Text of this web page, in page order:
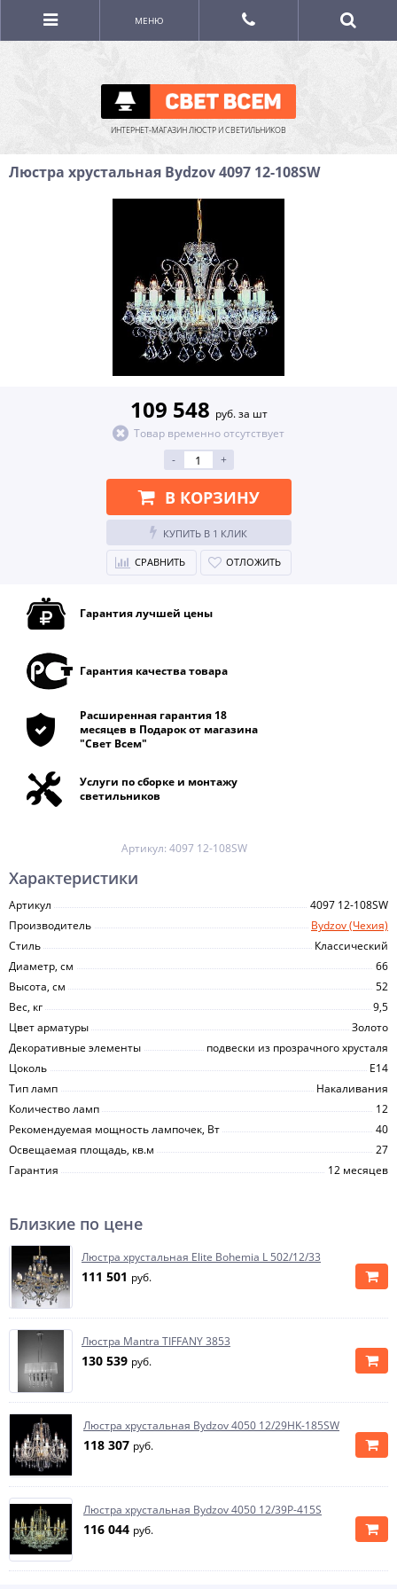
ИНТЕРНЕТ-МАГАЗИН ЛЮСТР И СВЕТИЛЬНИКОВ
МЕНЮ
Люстра хрустальная Bydzov 4097 12-108SW
109 548 руб. за шт
Товар временно отсутствует
-
+
В КОРЗИНУ
КУПИТЬ В 1 КЛИК
СРАВНИТЬ ОТЛОЖИТЬ
Гарантия лучшей цены
Гарантия качества товара
Расширенная гарантия 18
месяцев в Подарок от магазина
"Свет Всем"
Услуги по сборке и монтажу
светильников
Артикул: 4097 12-108SW
Характеристики
Артикул
4097 12-108SW
Производитель
Bydzov (Чехия)
Стиль
Классический
Диаметр, см
66
Высота, см
52
Вес, кг
9,5
Цвет арматуры
Золото
Декоративные элементы
подвески из прозрачного хрусталя
Цоколь
E14
Тип ламп
Накаливания
Количество ламп
12
Рекомендуемая мощность лампочек, Вт
40
Освещаемая площадь, кв.м
27
Гарантия
12 месяцев
Близкие по цене
Люстра хрустальная Elite Bohemia L 502/12/33
111 501 руб.
Люстра Mantra TIFFANY 3853
130 539 руб.
Люстра хрустальная Bydzov 4050 12/29HK-185SW
118 307 руб.
Люстра хрустальная Bydzov 4050 12/39P-415S
116 044 руб.